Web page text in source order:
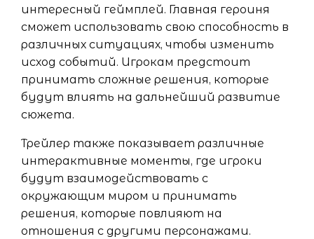
интересный геймплей. Главная героиня
сможет использовать свою способность в
различных ситуациях, чтобы изменить
исход событий. Игрокам предстоит
принимать сложные решения, которые
будут влиять на дальнейший развитие
сюжета.
Трейлер также показывает различные
интерактивные моменты, где игроки
будут взаимодействовать с
окружающим миром и принимать
решения, которые повлияют на
отношения с другими персонажами.